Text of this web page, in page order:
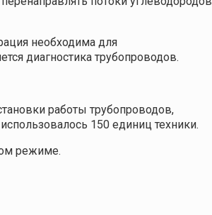
необходима для
диагностика трубопроводов.
работы трубопроводов,
150 единиц техники.
режиме.